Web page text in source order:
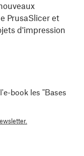
PrusaSlicer et
d'impression
book les "Bases